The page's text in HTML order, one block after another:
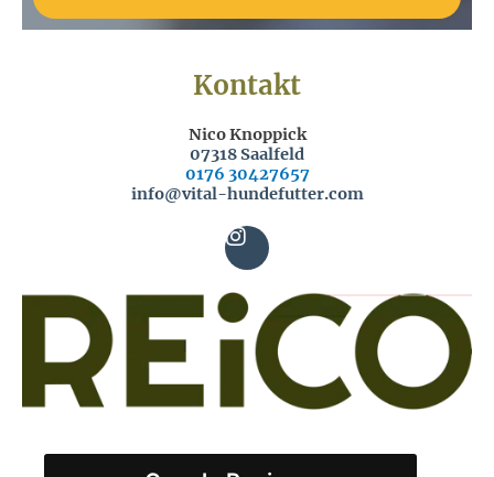
Kontakt
Nico Knoppick
07318 Saalfeld
0176 30427657
info@vital-hundefutter.com
I
t
a
g